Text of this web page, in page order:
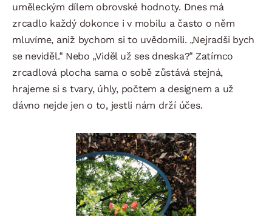
uměleckým dílem obrovské hodnoty. Dnes má
zrcadlo každý dokonce i v mobilu a často o něm
mluvíme, aniž bychom si to uvědomili. „Nejradši bych
se neviděl.“ Nebo „Viděl už ses dneska?“ Zatímco
zrcadlová plocha sama o sobě zůstává stejná,
hrajeme si s tvary, úhly, počtem a designem a už
dávno nejde jen o to, jestli nám drží účes.